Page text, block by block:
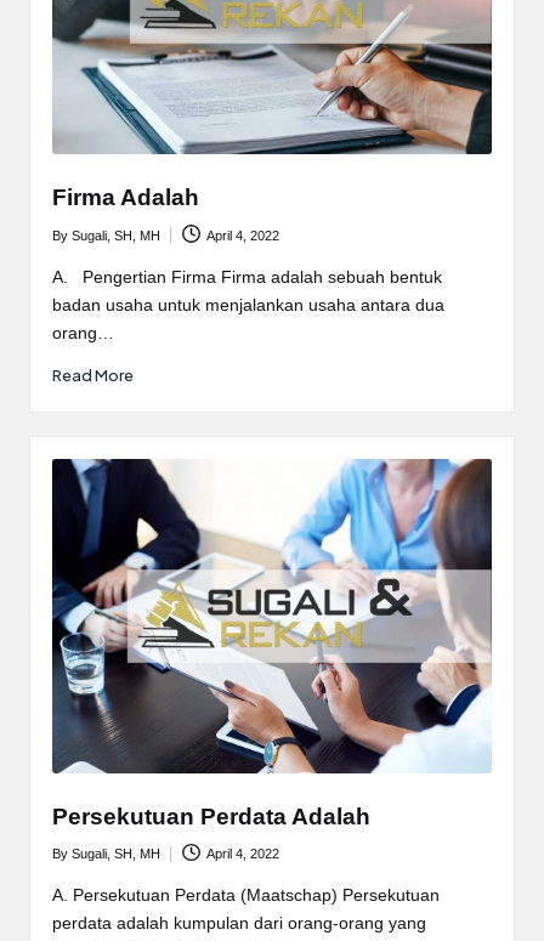
Firma Adalah
Posted
by
By Sugali, SH, MH April 4, 2022
A. Pengertian Firma Firma adalah sebuah bentuk
badan usaha untuk menjalankan usaha antara dua
orang…
Read More
Persekutuan Perdata Adalah
Posted
by
By Sugali, SH, MH April 4, 2022
A. Persekutuan Perdata (Maatschap) Persekutuan
perdata adalah kumpulan dari orang-orang yang